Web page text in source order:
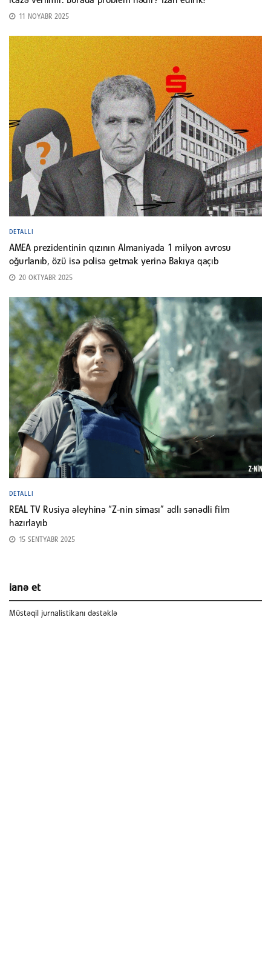
11 NOYABR 2025
DETALLI
AMEA prezidentinin qızının Almaniyada 1 milyon avrosu
oğurlanıb, özü isə polisə getmək yerinə Bakıya qaçıb
20 OKTYABR 2025
DETALLI
REAL TV Rusiya əleyhinə “Z-nin siması” adlı sənədli film
hazırlayıb
15 SENTYABR 2025
ianə et
Müstəqil jurnalistikanı dəstəklə